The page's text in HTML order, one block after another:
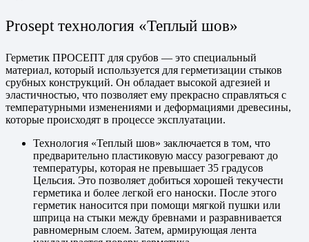
Prosept технология «Теплый шов»
Герметик ПРОСЕПТ для срубов — это специальный
материал, который используется для герметизации стыков
срубных конструкций. Он обладает высокой адгезией и
эластичностью, что позволяет ему прекрасно справляться с
температурными изменениями и деформациями древесины,
которые происходят в процессе эксплуатации.
Технология «Теплый шов» заключается в том, что
предварительно пластиковую массу разогревают до
температуры, которая не превышает 35 градусов
Цельсия. Это позволяет добиться хорошей текучести
герметика и более легкой его наноски. После этого
герметик наносится при помощи мягкой пушки или
шприца на стыки между бревнами и разравнивается
равномерным слоем. Затем, армирующая лента